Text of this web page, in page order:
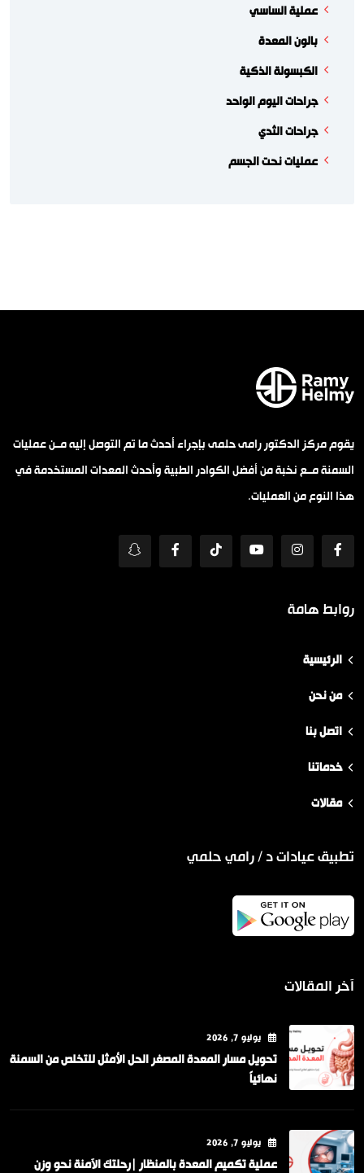
عملية الساسي
بالون المعدة
الكبسولة الذكية
جراحات اليوم الواحد
جراحات الثدي
عمليات نحت الجسم
يقوم مركز الدكتور رامى حلمى بإجراء أحدث ما تم التوصل إليه مــن عمليات
السمنة مــع نخبة من أفضل الكوادر الطبية وأحدث المعدات المستخدمة في
هذا النوع من العمليات.
روابط هامة
الرئيسية
من نحن
اتصل بنا
خدماتنا
مقالات
تطبيق عيادات د / رامي حلمي
آخر المقالات
يوليو 7
, 2026
تحويل مسار المعدة المصغر الحل الأمثل للتخلص من السمنة
نهائياً
يوليو 7
, 2026
عملية تكميم المعدة بالمنظار |رحلتك الآمنة نحو وزن